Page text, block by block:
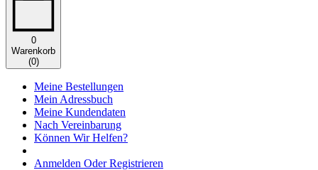
0
Warenkorb
(0)
Meine Bestellungen
Mein Adressbuch
Meine Kundendaten
Nach Vereinbarung
Können Wir Helfen?
Anmelden Oder Registrieren